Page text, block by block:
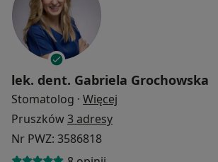
lek. dent. Gabriela Grochowska
Stomatolog · Więcej
Pruszków3 adresy
Nr PWZ: 3586818